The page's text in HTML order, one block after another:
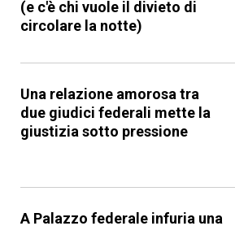
(e c'è chi vuole il divieto di
circolare la notte)
Una relazione amorosa tra
due giudici federali mette la
giustizia sotto pressione
A Palazzo federale infuria una